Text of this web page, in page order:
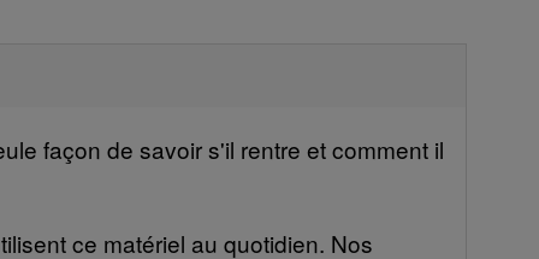
façon de savoir s'il rentre et comment il
ce matériel au quotidien. Nos